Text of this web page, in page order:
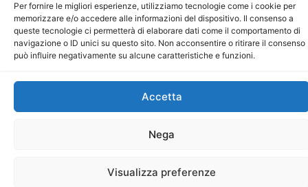
Per fornire le migliori esperienze, utilizziamo tecnologie come i cookie per
memorizzare e/o accedere alle informazioni del dispositivo. Il consenso a
queste tecnologie ci permetterà di elaborare dati come il comportamento di
navigazione o ID unici su questo sito. Non acconsentire o ritirare il consenso
può influire negativamente su alcune caratteristiche e funzioni.
Accetta
Nega
Visualizza preferenze